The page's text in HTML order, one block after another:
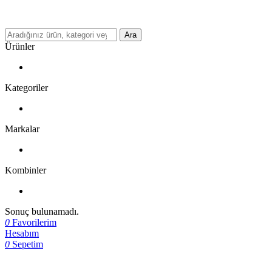
Ara
Ürünler
Kategoriler
Markalar
Kombinler
Sonuç bulunamadı.
0 Favorilerim
Hesabım
0 Sepetim